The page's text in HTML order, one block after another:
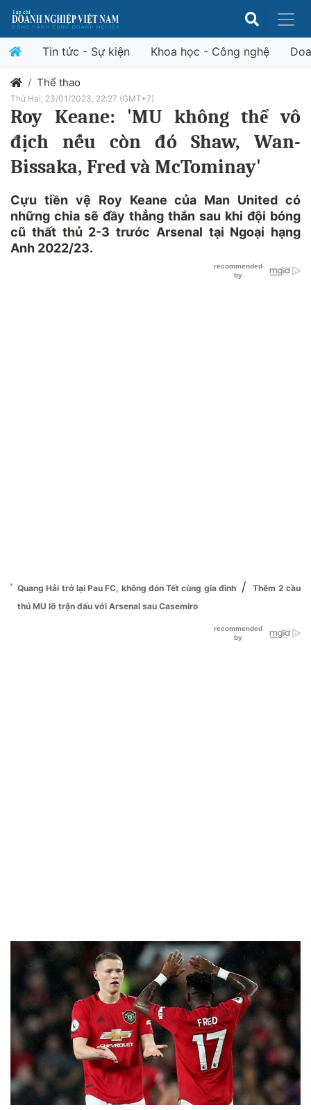
Tin tức - Sự kiện Khoa học - Công nghệ
Thể thao
Thứ Hai, 23/01/2023, 22:27 (GMT+7)
Roy Keane: 'MU không thể vô
địch nếu còn đó Shaw, Wan-
Bissaka, Fred và McTominay'
Cựu tiền vệ Roy Keane của Man United có
những chia sẽ đầy thẳng thắn sau khi đội bóng
cũ thất thủ 2-3 trước Arsenal tại Ngoại hạng
Anh 2022/23.
Quang Hải trở lại Pau FC, không đón Tết cùng gia đình /
Thêm 2 cầu
thủ MU lỡ trận đấu với Arsenal sau Casemiro